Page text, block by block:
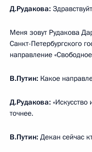
Д.Рудакова:
Меня зовут Рудакова
Санкт-Петербургского
направление
В.Путин: Какое
Д.Рудакова: «Искусство
точнее.
В.Путин: Декан сейчас